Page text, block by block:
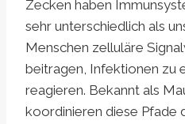
Zecken haben
sehr unterschiedlich als
Menschen zelluläre
beitragen, Infektionen zu
reagieren. Bekannt als
koordinieren diese Pfade